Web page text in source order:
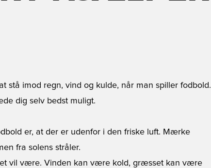
stå imod regn, vind og kulde, når man spiller fodbold.
dig selv bedst muligt.
er, at der er udenfor i den friske luft. Mærke
fra solens stråler.
vil være. Vinden kan være kold, græsset kan være